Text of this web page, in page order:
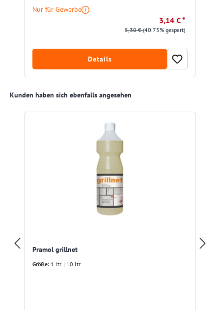
Nur für Gewerbe
3,14 € *
5,30 €(40.75% gespart)
Details
Produktgalerie überspringen
Kunden haben sich ebenfalls angesehen
Pramol grillnet
Größe: 1 ltr. | 10 ltr.